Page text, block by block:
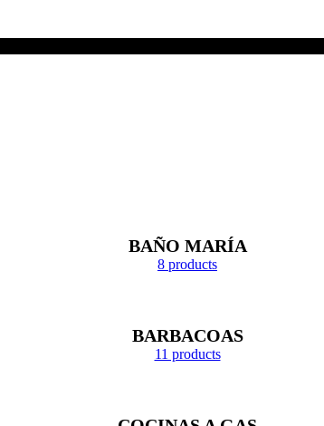
BAÑO MARÍA
8 products
BARBACOAS
11 products